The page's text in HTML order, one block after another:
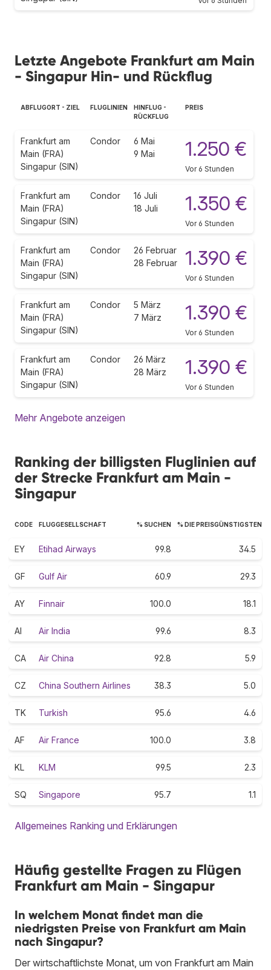
Letzte Angebote Frankfurt am Main
- Singapur Hin- und Rückflug
ABFLUGORT - ZIEL FLUGLINIEN
HINFLUG -
RÜCKFLUG
PREIS
Frankfurt am
Main (FRA)
Singapur (SIN)
Condor
6 Mai
9 Mai
1.250 €
Vor 6 Stunden
Frankfurt am
Main (FRA)
Singapur (SIN)
Condor
16 Juli
18 Juli
1.350 €
Vor 6 Stunden
Frankfurt am
Main (FRA)
Singapur (SIN)
Condor
26 Februar
28 Februar
1.390 €
Vor 6 Stunden
Frankfurt am
Main (FRA)
Singapur (SIN)
Condor
5 März
7 März
1.390 €
Vor 6 Stunden
Frankfurt am
Main (FRA)
Singapur (SIN)
Condor
26 März
28 März
1.390 €
Vor 6 Stunden
Mehr Angebote anzeigen
Ranking der billigsten Fluglinien auf
der Strecke Frankfurt am Main -
Singapur
CODE FLUGGESELLSCHAFT % SUCHEN % DIE PREISGÜNSTIGSTEN
EY Etihad Airways 99.8 34.5
GF Gulf Air 60.9 29.3
AY Finnair 100.0 18.1
AI Air India 99.6 8.3
CA Air China 92.8 5.9
CZ China Southern Airlines 38.3 5.0
TK Turkish 95.6 4.6
AF Air France 100.0 3.8
KL KLM 99.5 2.3
SQ Singapore 95.7 1.1
Allgemeines Ranking und Erklärungen
Häufig gestellte Fragen zu Flügen
Frankfurt am Main - Singapur
In welchem Monat findet man die
niedrigsten Preise von Frankfurt am Main
nach Singapur?
Der wirtschaftlichste Monat, um von Frankfurt am Main